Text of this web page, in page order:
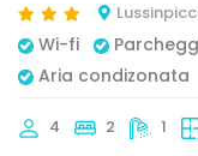
Wi-fi
Aria condizonata
4 2 1